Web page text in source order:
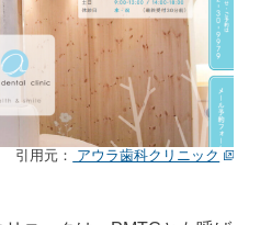
引用元： アウラ歯科クリニック